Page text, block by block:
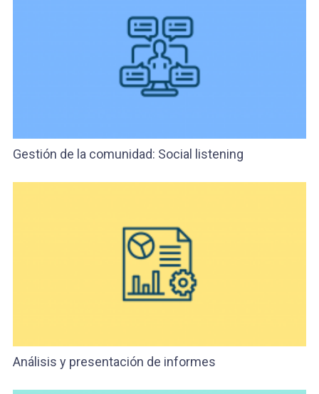
Gestión de la comunidad: Social listening
Análisis y presentación de informes